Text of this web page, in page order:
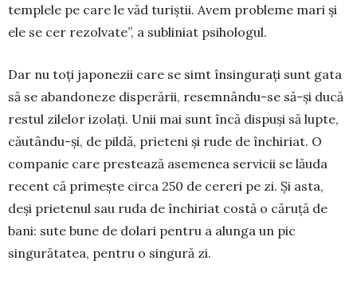
templele pe care le văd turiștii. Avem probleme mari și
ele se cer rezolvate”, a su­bliniat psihologul.
Dar nu toți japonezii care se simt însingurați sunt gata
să se abandoneze disperării, resemnân­du-se să-și ducă
restul zilelor izolați. Unii mai sunt încă dispuși să lupte,
căutându-și, de pildă, prieteni și rude de închiriat. O
companie care prestează aseme­nea servicii se lăuda
recent că primește circa 250 de cereri pe zi. Și asta,
deși prietenul sau ruda de închiriat costă o căruță de
bani: sute bune de dolari pentru a alunga un pic
singurătatea, pentru o sin­gură zi.